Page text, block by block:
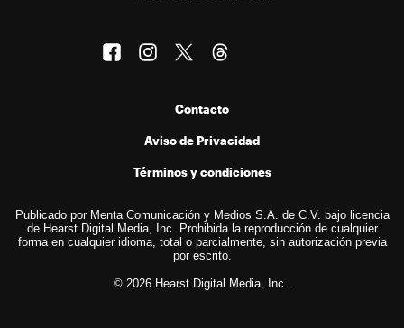
Contacto
Aviso de Privacidad
Términos y condiciones
Publicado por Menta Comunicación y Medios S.A. de C.V. bajo licencia
de Hearst Digital Media, Inc. Prohibida la reproducción de cualquier
forma en cualquier idioma, total o parcialmente, sin autorización previa
por escrito.
© 2026 Hearst Digital Media, Inc..